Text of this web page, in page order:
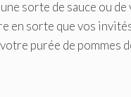
sorte de sauce ou
en sorte que vos
purée de pommes